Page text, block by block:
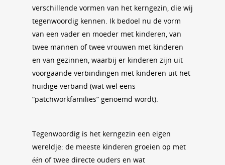
verschillende vormen van het kerngezin, die wij
tegenwoordig kennen. Ik bedoel nu de vorm
van een vader en moeder met kinderen, van
twee mannen of twee vrouwen met kinderen
en van gezinnen, waarbij er kinderen zijn uit
voorgaande verbindingen met kinderen uit het
huidige verband (wat wel eens
“patchworkfamilies” genoemd wordt).
Tegenwoordig is het kerngezin een eigen
wereldje: de meeste kinderen groeien op met
één of twee directe ouders en wat